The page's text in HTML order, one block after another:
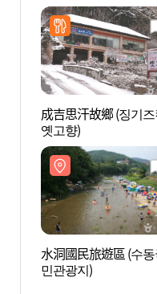
成吉思汗故鄉 (징기
옛고향)
水洞國民旅遊區 (수
민관광지)